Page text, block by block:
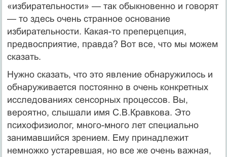
«избирательности» — так обыкновенно и говорят
— то здесь очень странное основание
избирательности. Какая-то преперцепция,
предвосприятие, правда? Вот все, что мы можем
сказать.
Нужно сказать, что это явление обнаружилось и
обнаруживается постоянно в очень конкретных
исследованиях сенсорных процессов. Вы,
вероятно, слышали имя С.В.Кравкова. Это
психофизиолог, много-много лет специально
занимавшийся зрением. Ему принадлежит
немножко устаревшая, но все же очень важная,